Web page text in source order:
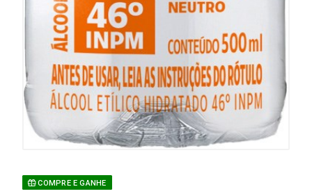
COMPRE E GANHE